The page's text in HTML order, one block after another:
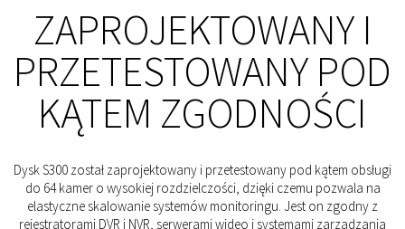
ZAPROJEKTOWANY I
PRZETESTOWANY POD
KĄTEM ZGODNOŚCI
Dysk S300 został zaprojektowany i przetestowany pod kątem obsługi
do 64 kamer o wysokiej rozdzielczości, dzięki czemu pozwala na
elastyczne skalowanie systemów monitoringu. Jest on zgodny z
rejestratorami DVR i NVR, serwerami wideo i systemami zarządzania